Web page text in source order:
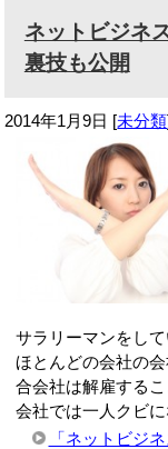
ネットビジネ
裏技も公開
2014年1月9日 [未分類
サラリーマンをし
ほとんどの会社の
合会社は解雇する
会社では一人クビに
「ネットビジ